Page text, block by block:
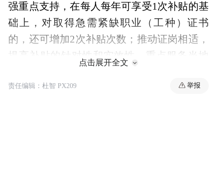
强重点支持，在每人每年可享受1次补贴的基
础上，对取得急需紧缺职业（工种）证书
的，还可增加2次补贴次数；推动证岗相适，
提高补贴的针对性和实效性，重点服务当地
时，强调要持续做好失业保险金、代缴基本
点击展开全文
责任编辑：杜智 PX209 举报